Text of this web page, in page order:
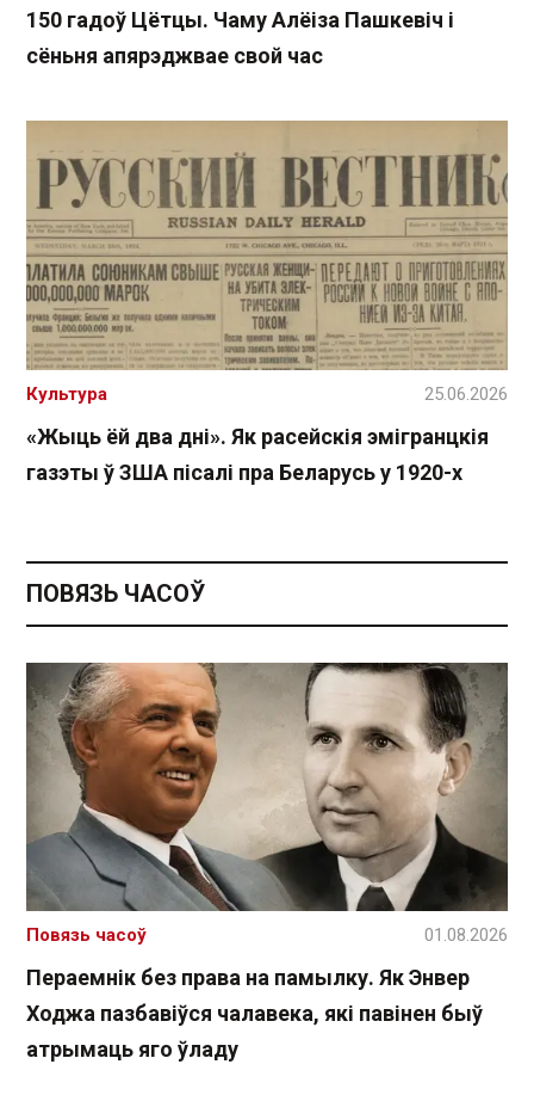
150 гадоў Цётцы. Чаму Алёіза Пашкевіч і
сёньня апярэджвае свой час
«Жыць ёй два дні». Як расейскія эмігранцкія
газэты ў ЗША пісалі пра Беларусь у 1920-х
Культура 25.06.2026
ПОВЯЗЬ ЧАСОЎ
Пераемнік без права на памылку. Як Энвер
Ходжа пазбавіўся чалавека, які павінен быў
атрымаць яго ўладу
Повязь часоў 01.08.2026